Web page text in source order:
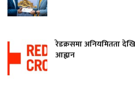
रेडक्रसमा अनियमितता
आह्वान